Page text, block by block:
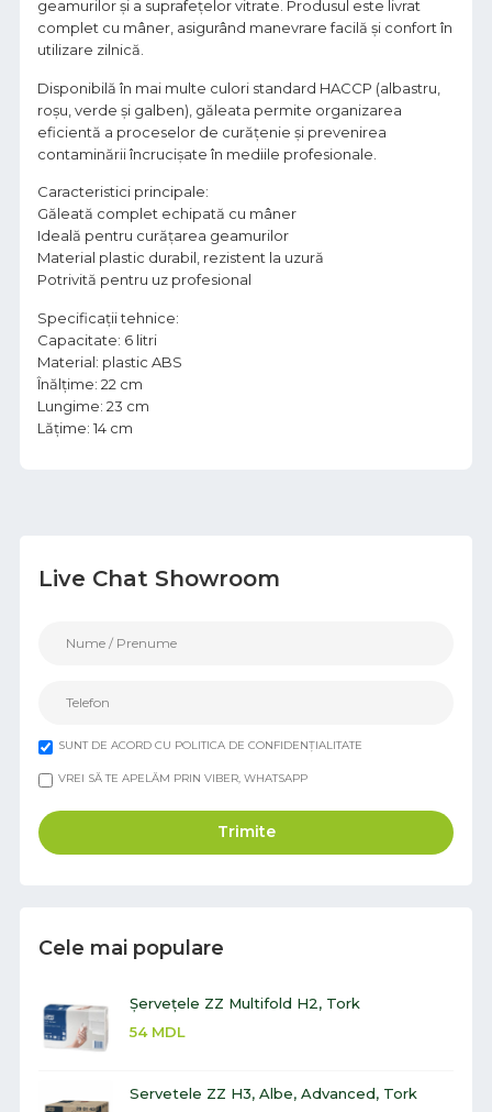
Live Chat Showroom
SUNT DE ACORD CU POLITICA DE CONFIDENȚIALITATE
VREI SĂ TE APELĂM PRIN VIBER, WHATSAPP
Trimite
Cele mai populare
Șervețele ZZ Multifold H2, Tork
54 MDL
Servetele ZZ H3, Albe, Advanced, Tork
geamurilor și a suprafețelor vitrate. Produsul este livrat
complet cu mâner, asigurând manevrare facilă și confort în
utilizare zilnică.
Disponibilă în mai multe culori standard HACCP (albastru,
roșu, verde și galben), găleata permite organizarea
eficientă a proceselor de curățenie și prevenirea
contaminării încrucișate în mediile profesionale.
Caracteristici principale:
Găleată complet echipată cu mâner
Ideală pentru curățarea geamurilor
Material plastic durabil, rezistent la uzură
Potrivită pentru uz profesional
Specificații tehnice:
Capacitate: 6 litri
Material: plastic ABS
Înălțime: 22 cm
Lungime: 23 cm
Lățime: 14 cm